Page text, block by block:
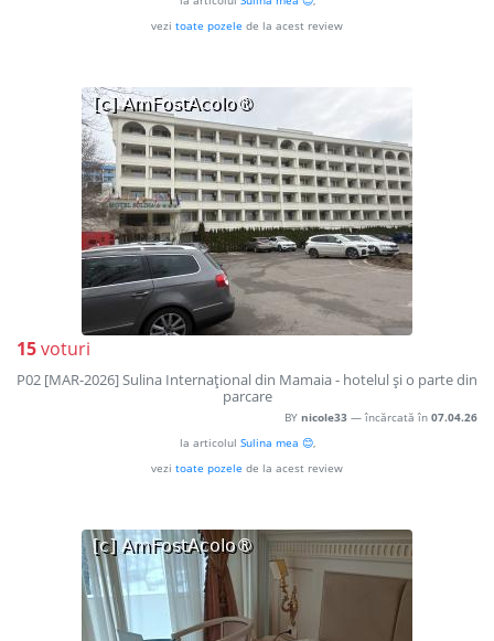
vezi toate pozele de la acest review
15voturi
P02 [MAR-2026] Sulina Internaţional din Mamaia - hotelul şi o parte din
parcare
BY nicole33 — încărcată în 07.04.26
la articolul Sulina mea 😊,
vezi toate pozele de la acest review